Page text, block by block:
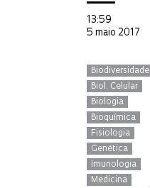
13:59
5 maio 2017
Biodiversidade
Biol. Celular
Biologia
Bioquímica
Fisiologia
Genética
Imunologia
Medicina